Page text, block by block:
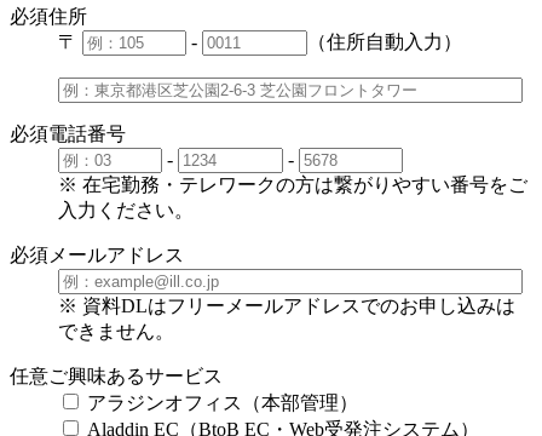
必須住所
〒
- （住所自動入力）
必須電話番号
-
-
※ 在宅勤務・テレワークの方は繋がりやすい番号をご
入力ください。
必須 メールアドレス
※ 資料DLはフリーメールアドレスでのお申し込みは
できません。
任意ご興味あるサービス
アラジンオフィス（本部管理）
Aladdin EC（BtoB EC・Web受発注システム）